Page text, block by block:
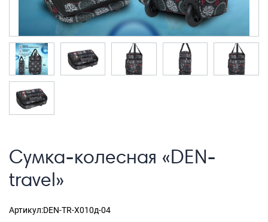
Рюкзаки школьные
Рюкзаки подростковые
Ранцы школьные
Рюкзаки детские
Кейсы
Сумка-колесная «DEN-
travel»
Артикул:DEN-TR-X010д-04